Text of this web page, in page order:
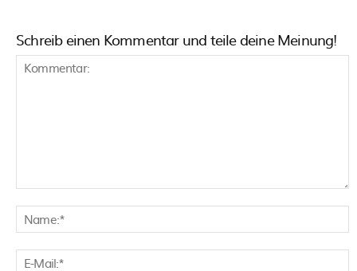
Schreib einen Kommentar und teile deine Meinung!